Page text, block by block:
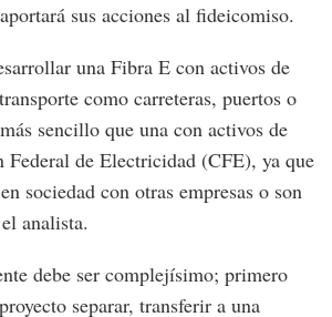
sus acciones al fideicomiso.
una Fibra E con activos de
como carreteras, puertos o
sencillo que una con activos de
Federal de Electricidad (CFE), ya que
sociedad con otras empresas o son
analista.
debe ser complejísimo; primero
separar, transferir a una